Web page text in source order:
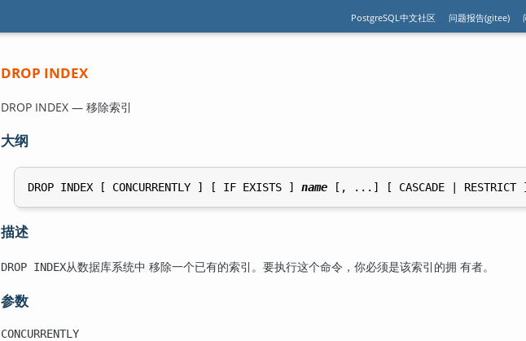
PostgreSQL中文社区 问题报告(gitee)
DROP INDEX
DROP INDEX — 移除索引
大纲
DROP INDEX [ CONCURRENTLY ] [ IF EXISTS ] name
描述
DROP INDEX从数据库系统中 移除一个已有的索引。要执行这个命令，你必须是该索引的拥 有者。
参数
CONCURRENTLY